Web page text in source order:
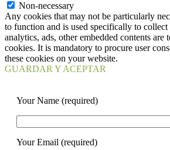
Non-necessary
Any cookies that may not be particularly
to function and is used specifically to collect
analytics, ads, other embedded contents are
cookies. It is mandatory to procure user
these cookies on your website.
GUARDAR Y ACEPTAR
Your Name (required)
Your Email (required)